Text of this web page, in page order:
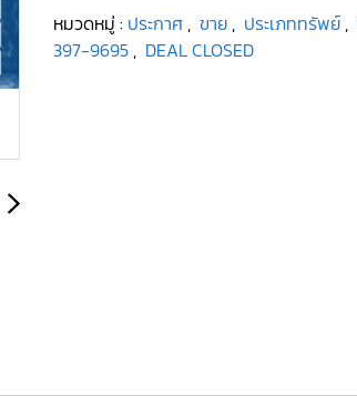
หมวดหมู่ : ประกาศ , ขาย , ประเภททรัพย์ ,
397-9695 , DEAL CLOSED